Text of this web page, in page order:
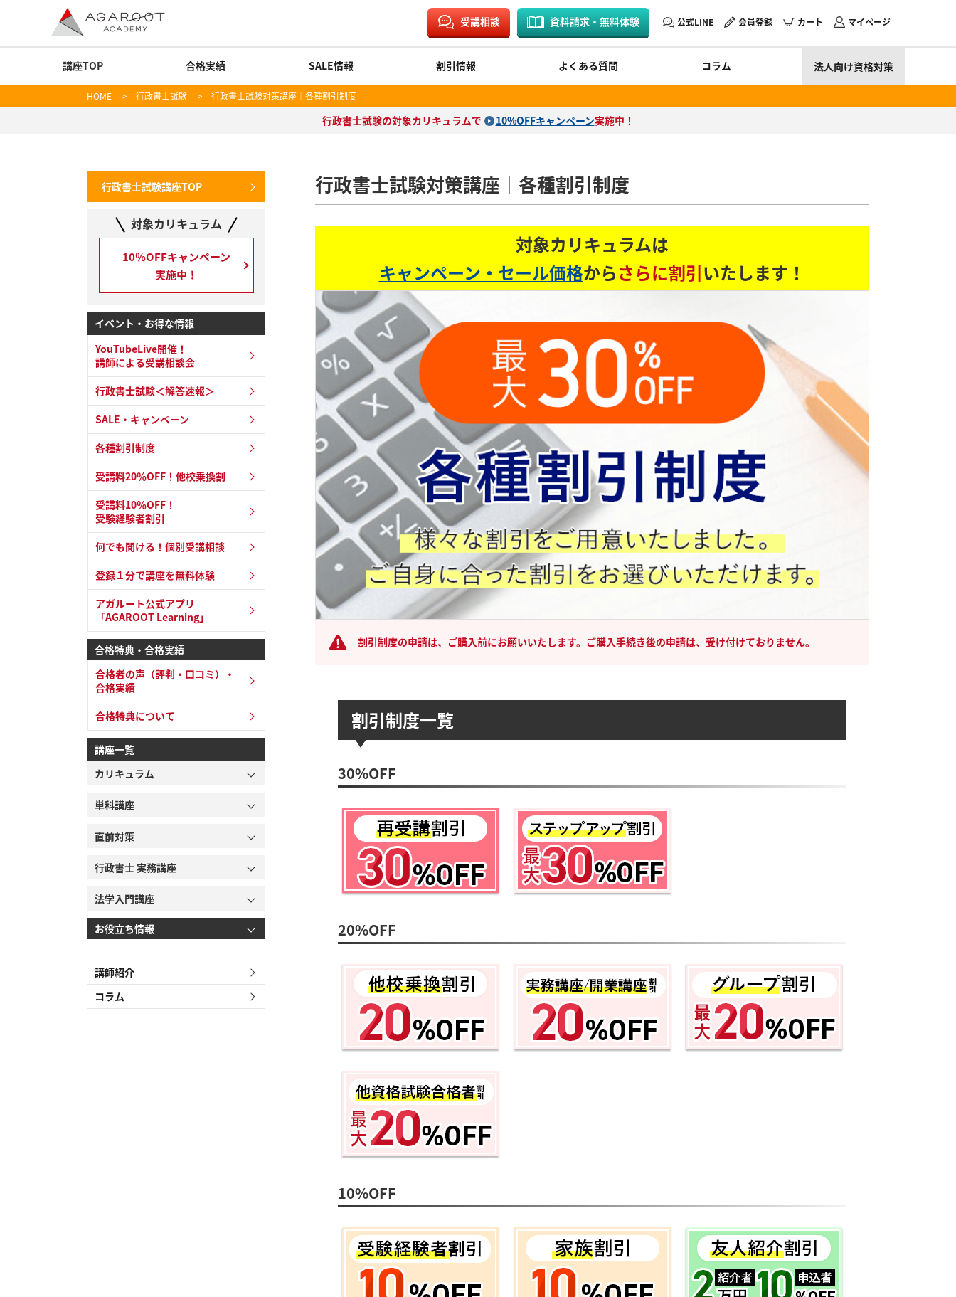
受講相談 資料請求・無料体験 公式LINE 会員登録 カート マイページ
講座TOP 合格実績 SALE情報 割引情報 よくある質問 コラム 法人向け資格対策
HOME > 行政書士試験 > 行政書士試験対策講座｜各種割引制度
行政書士試験の対象カリキュラムで 10%OFFキャンペーン実施中！
行政書士試験対策講座｜各種割引制度
対象カリキュラムは
キャンペーン・セール価格からさらに割引いたします！
割引制度の申請は、ご購入前にお願いいたします。ご購入手続き後の申請は、受け付けておりません。
割引制度一覧
30%OFF
20%OFF
10%OFF
行政書士試験講座TOP
対象カリキュラム
10％OFFキャンペーン
実施中！
イベント・お得な情報
YouTubeLive開催！
講師による受講相談会
行政書士試験＜解答速報＞
SALE・キャンペーン
各種割引制度
受講料20％OFF！他校乗換割
受講料10％OFF！
受験経験者割引
何でも聞ける！個別受講相談
登録１分で講座を無料体験
アガルート公式アプリ
「AGAROOT Learning」
合格特典・合格実績
合格者の声（評判・口コミ）・
合格実績
合格特典について
講座一覧
カリキュラム
単科講座
直前対策
行政書士 実務講座
法学入門講座
お役立ち情報
講師紹介
コラム